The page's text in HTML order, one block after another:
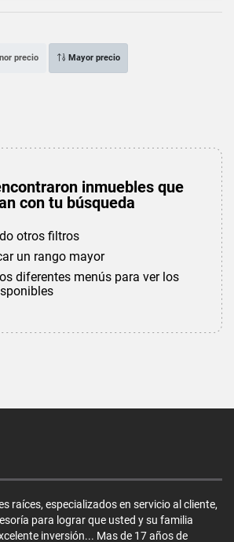
precio Mayor precio
inmuebles que
con tu búsqueda
otros filtros
un rango mayor
diferentes menús para ver los
raíces, especializados en servicio al cliente,
para lograr que usted y su familia
inversión... Mas de 17 años de